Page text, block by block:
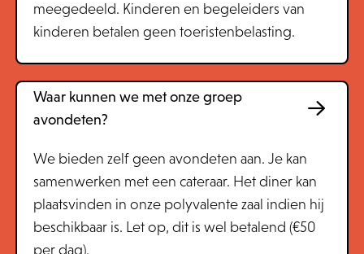
meegedeeld. Kinderen en begeleiders van
kinderen betalen geen toeristenbelasting.
Waar kunnen we met onze groep
avondeten?
We bieden zelf geen avondeten aan. Je kan
samenwerken met een cateraar. Het diner kan
plaatsvinden in onze polyvalente zaal indien hij
beschikbaar is. Let op, dit is wel betalend (€50
per dag).